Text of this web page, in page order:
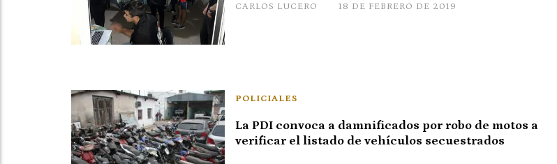
CARLOS LUCERO 18 DE FEBRERO DE 2019
La PDI convoca a damnificados por robo de motos a
verificar el listado de vehículos secuestrados
POLICIALES